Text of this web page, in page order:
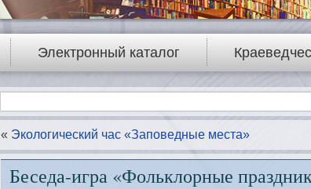
Электронный каталог
« Экологический час «Заповедные места»
Беседа-игра «Фольклорные